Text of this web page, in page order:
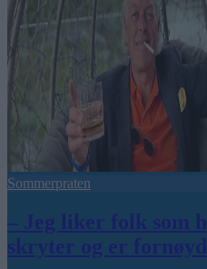
Sommerpraten
– Jeg liker folk som
skryter og er fornøyd